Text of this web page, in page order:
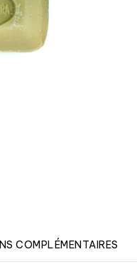
COMPLÉMENTAIRES